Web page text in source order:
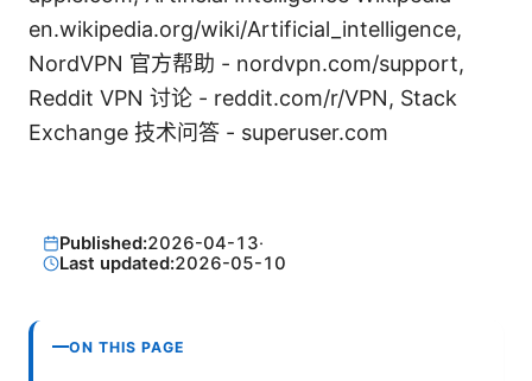
en.wikipedia.org/wiki/Artificial_intelligence,
NordVPN 官方帮助 - nordvpn.com/support,
Reddit VPN 讨论 - reddit.com/r/VPN, Stack
Exchange 技术问答 - superuser.com
Published:2026-04-13·
Last updated:2026-05-10
ON THIS PAGE